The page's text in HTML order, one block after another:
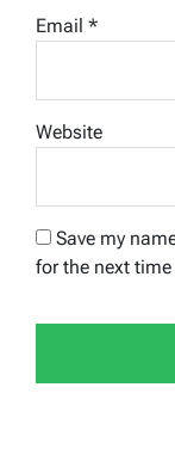
Email *
Website
Save my
for the next